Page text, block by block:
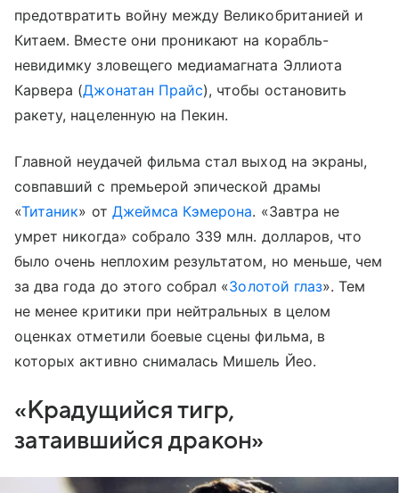
предотвратить войну между Великобританией и
Китаем. Вместе они проникают на корабль-
невидимку зловещего медиамагната Эллиота
Карвера (Джонатан Прайс), чтобы остановить
ракету, нацеленную на Пекин.
Главной неудачей фильма стал выход на экраны,
совпавший с премьерой эпической драмы
«Титаник» от Джеймса Кэмерона. «Завтра не
умрет никогда» собрало 339 млн. долларов, что
было очень неплохим результатом, но меньше, чем
за два года до этого собрал «Золотой глаз». Тем
не менее критики при нейтральных в целом
оценках отметили боевые сцены фильма, в
которых активно снималась Мишель Йео.
«Крадущийся тигр,
затаившийся дракон»